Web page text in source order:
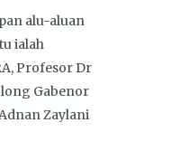
alu-aluan
ialah
Profesor Dr
Gabenor
Zaylani